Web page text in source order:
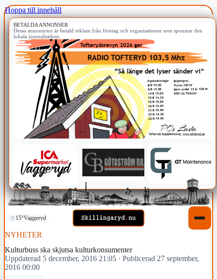
Hoppa till innehåll
BETALDA ANNONSER
Dessa annonsytor är betald reklam från företag och organisationer som sponsrar den
lokala journalistiken.
15°Vaggeryd
NYHETER
Kulturbuss ska skjutsa kulturkonsumenter
Uppdaterad 5 december, 2016 21:05 · Publicerad 27 september,
2016 00:00